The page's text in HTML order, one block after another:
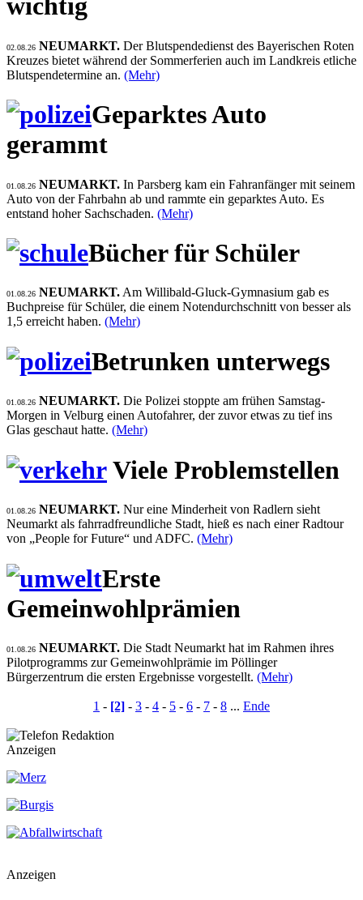
02.08.26 NEUMARKT. Der Blutspendedienst des Bayerischen Roten
Kreuzes bietet während der Sommerferien auch im Landkreis etliche
Blutspendetermine an. (Mehr)
Geparktes Auto
gerammt
01.08.26 NEUMARKT. In Parsberg kam ein Fahranfänger mit seinem
Auto von der Fahrbahn ab und rammte ein geparktes Auto. Es
entstand hoher Sachschaden. (Mehr)
Bücher für Schüler
01.08.26 NEUMARKT. Am Willibald-Gluck-Gymnasium gab es
Buchpreise für Schüler, die einem Notendurchschnitt von besser als
1,5 erreicht haben. (Mehr)
Betrunken unterwegs
01.08.26 NEUMARKT. Die Polizei stoppte am frühen Samstag-
Morgen in Velburg einen Autofahrer, der zuvor etwas zu tief ins
Glas geschaut hatte. (Mehr)
Viele Problemstellen
01.08.26 NEUMARKT. Nur eine Minderheit von Radlern sieht
Neumarkt als fahrradfreundliche Stadt, hieß es nach einer Radtour
von „People for Future“ und ADFC. (Mehr)
Erste
Gemeinwohlprämien
01.08.26 NEUMARKT. Die Stadt Neumarkt hat im Rahmen ihres
Pilotprogramms zur Gemeinwohlprämie im Pöllinger
Bürgerzentrum die ersten Ergebnisse vorgestellt. (Mehr)
1 - [2] - 3 - 4 - 5 - 6 - 7 - 8 ... Ende
Anzeigen
Anzeigen